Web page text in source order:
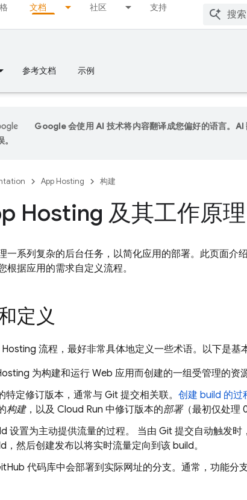
文档 社区 支持
参考文档 示例
Google 会使用 AI 技术将内容翻译成您偏好的语言。AI
App Hosting 构建
Hosting 及其工作原理
一系列复杂的后台任务，以简化应用的部署。此页面介
根据应用的需求自定义流程。
定义
流程，最好非常具体地定义一些术语。以下是基
为构建和运行 Web 应用而创建的一组受管理的资源
特定修订版本，通常与 Git 提交相关联。创建 build 的过
构建，以及 Cloud Run 中修订版本的部署（最初仅处理
设置为主动提供流量的过程。 当由 Git 提交自动触发时，
，然后创建发布以将实时流量定向到该 build。
代码库中会部署到实际网址的分支。通常，功能分